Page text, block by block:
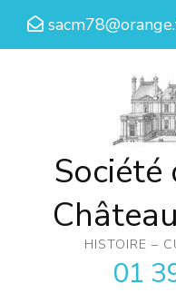
Aller
Société
HISTOIRE –
01